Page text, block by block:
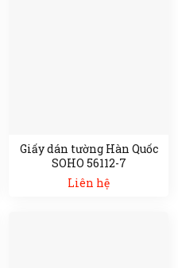
Giấy dán tường Hàn Quốc
SOHO 56112-7
Liên hệ